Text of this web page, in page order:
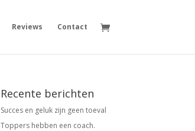
Reviews Contact
Recente berichten
Succes en geluk zijn geen toeval
Toppers hebben een coach.